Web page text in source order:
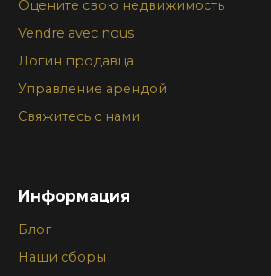
Оцените свою недвижимость
Vendre avec nous
Логин продавца
Управление арендой
Свяжитесь с нами
Информация
Блог
Наши сборы